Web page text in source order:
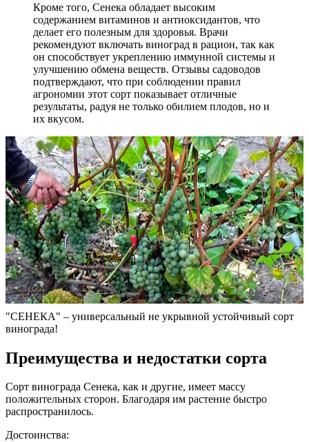
Кроме того, Сенека обладает высоким
содержанием витаминов и антиоксидантов, что
делает его полезным для здоровья. Врачи
рекомендуют включать виноград в рацион, так как
он способствует укреплению иммунной системы и
улучшению обмена веществ. Отзывы садоводов
подтверждают, что при соблюдении правил
агрономии этот сорт показывает отличные
результаты, радуя не только обилием плодов, но и
их вкусом.
"СЕНЕКА" – универсальный не укрывной устойчивый сорт
винограда!
Преимущества и недостатки сорта
Сорт винограда Сенека, как и другие, имеет массу
положительных сторон. Благодаря им растение быстро
распространилось.
Достоинства: